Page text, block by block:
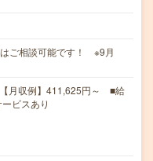
ご相談可能です！ ※9月
月収例】411,625円～ ■給
ビスあり